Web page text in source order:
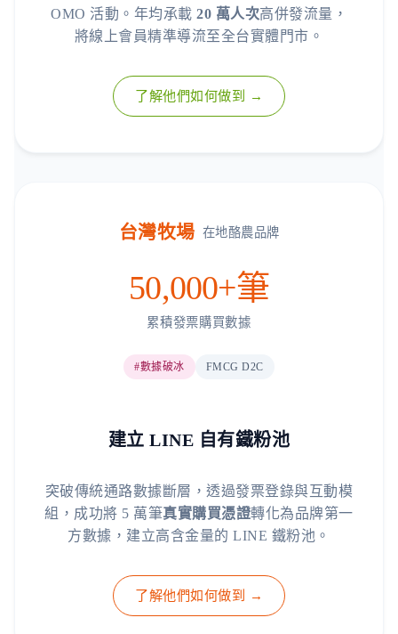
OMO 活動。年均承載 20 萬人次高併發流量，
將線上會員精準導流至全台實體門市。
了解他們如何做到 →
台灣牧場 在地酪農品牌
50,000+筆
累積發票購買數據
#數據破冰 FMCG D2C
建立 LINE 自有鐵粉池
突破傳統通路數據斷層，透過發票登錄與互動模
組，成功將 5 萬筆真實購買憑證轉化為品牌第一
方數據，建立高含金量的 LINE 鐵粉池。
了解他們如何做到 →